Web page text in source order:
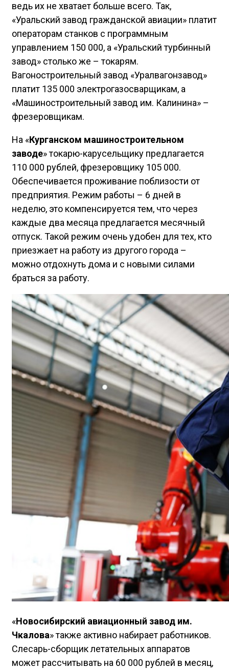
ведь их не хватает больше всего. Так,
«Уральский завод гражданской авиации» платит
операторам станков с программным
управлением 150 000, а «Уральский турбинный
завод» столько же – токарям.
Вагоностроительный завод «Уралвагонзавод»
платит 135 000 электрогазосварщикам, а
«Машиностроительный завод им. Калинина» –
фрезеровщикам.
На «Курганском машиностроительном
заводе» токарю-карусельщику предлагается
110 000 рублей, фрезеровщику 105 000.
Обеспечивается проживание поблизости от
предприятия. Режим работы – 6 дней в
неделю, это компенсируется тем, что через
каждые два месяца предлагается месячный
отпуск. Такой режим очень удобен для тех, кто
приезжает на работу из другого города –
можно отдохнуть дома и с новыми силами
браться за работу.
«Новосибирский авиационный завод им.
Чкалова» также активно набирает работников.
Слесарь-сборщик летательных аппаратов
может рассчитывать на 60 000 рублей в месяц,